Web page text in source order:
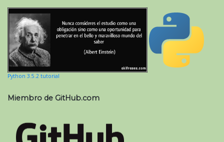
Python 3.5.2 tutorial
Miembro de GitHub.com